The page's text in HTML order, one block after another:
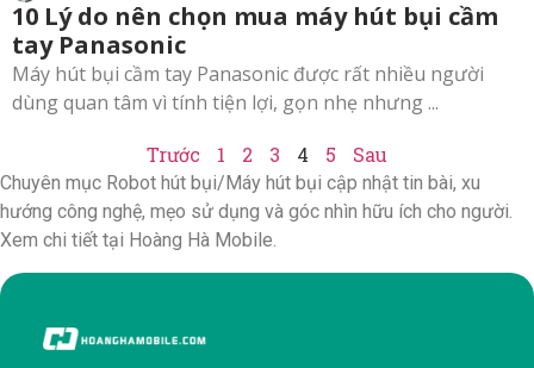
10 Lý do nên chọn mua máy hút bụi cầm
tay Panasonic
Máy hút bụi cầm tay Panasonic được rất nhiều người
dùng quan tâm vì tính tiện lợi, gọn nhẹ nhưng ...
Trước 1 2 3 4 5 Sau
Chuyên mục Robot hút bụi/Máy hút bụi cập nhật tin bài, xu
hướng công nghệ, mẹo sử dụng và góc nhìn hữu ích cho người.
Xem chi tiết tại Hoàng Hà Mobile.